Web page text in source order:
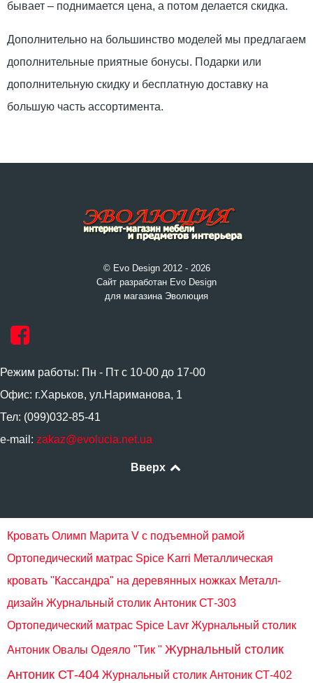
бывает – поднимается цена, а потом делается скидка.
Дополнительно на большинство моделей мы предлагаем
дополнительные приятные бонусы. Подарки или
дополнительную скидку и бесплатную доставку на
большую часть ассортимента.
© Evo Design 2012 - 2026
Сайт разработан Evo Design
для магазина Эволюция
Режим работы: Пн - Пт с 10-00 до 17-00
Офис: г.Харьков, ул.Нариманова, 1
Тел: (099)032-85-41
e-mail: zakaz@evolucia.net.ua
Вверх
Кровать Олимп Марита V с подъемной рамой
Ортопедический матрас Spice Karri Металлическая
кровать "Кассандра" на деревянных ножках Металл-
дизайн Журнальный столик Антоник СТ-303
Ортопедический матрас Spice Lavr Журнальный столик
Антоник Овалы Одеяло "Тик " Журнальный столик
Антоник СТ-404 Журнальный столик Антоник СТ-402